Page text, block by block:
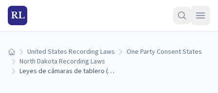
RL
Inicio United States Recording Laws
One Party Consent States
North Dakota Recording Laws
Leyes de cámaras de tablero (dashcam) en Dakota del Norte: montaje, audio y reglas de evidencia (2026)